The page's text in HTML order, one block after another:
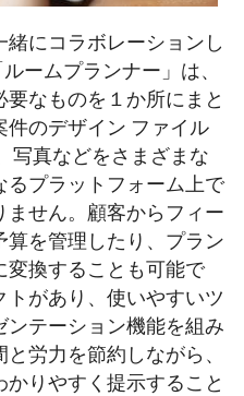
にコラボレーションし
ームプランナー」は、
なものを１か所にまと
のデザイン ファイル
写真などをさまざまな
プラットフォーム上で
せん。顧客からフィー
算を管理したり、プラン
変換することも可能で
があり、使いやすいツ
テーション機能を組み
労力を節約しながら、
りやすく提示すること